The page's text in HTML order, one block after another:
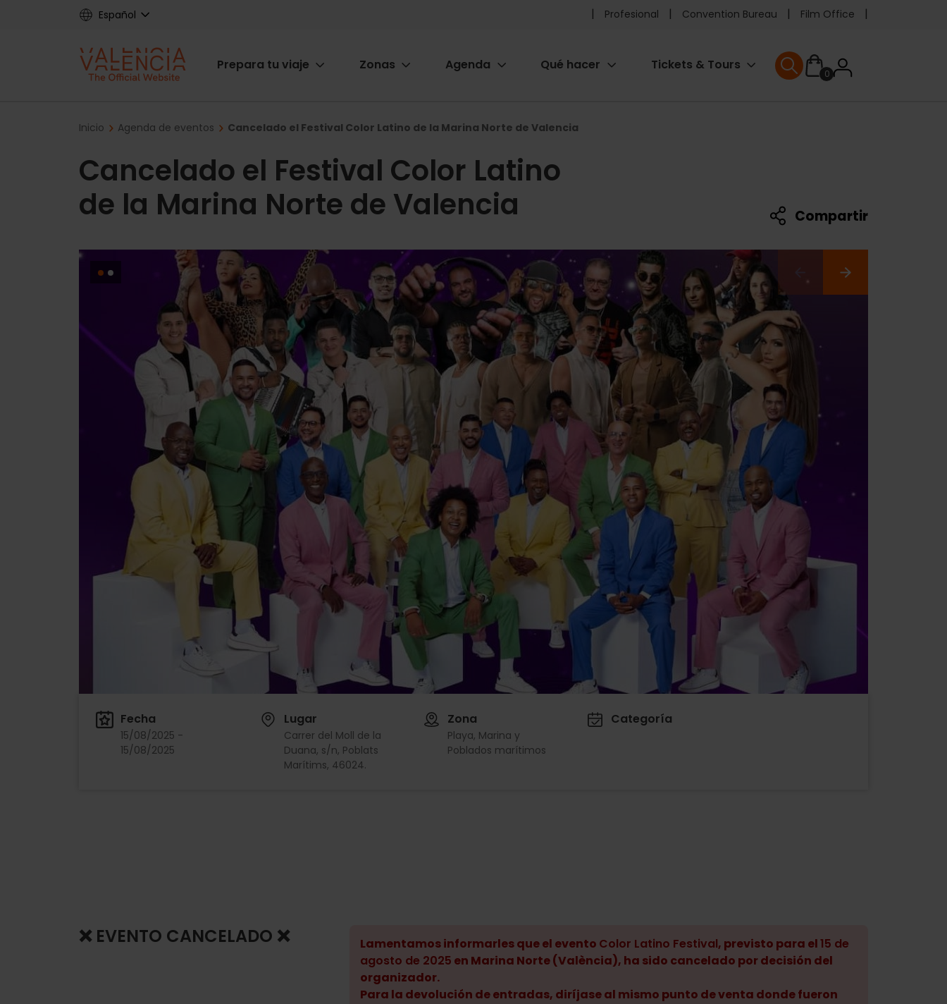
Español
Pre
header
Profesional Convention Bureau Film Office
Main
Prepara tu viaje Zonas Agenda Qué hacer Tickets & Tours
0User
User menu
Breadcrumb
Inicio Agenda de eventos Cancelado el Festival Color Latino de la Marina Norte de Valencia
Cancelado el Festival Color Latino
de la Marina Norte de Valencia
Compartir
Fecha
15/08/2025 -
15/08/2025
Lugar
Carrer del Moll de la
Duana, s/n, Poblats
Marítims, 46024.
Zona
Playa, Marina y
Poblados marítimos
Categoría
❌ EVENTO CANCELADO ❌ Lamentamos informarles que el evento Color Latino Festival, previsto para el15 de
agosto de 2025 en Marina Norte (València), ha sido cancelado por decisión del
organizador.
Para la devolución de entradas, diríjase al mismo punto de venta donde fueron